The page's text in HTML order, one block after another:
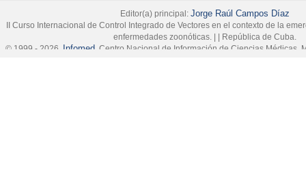
Editor(a) principal: Jorge Raúl Campos Díaz
II Curso Internacional de Control Integrado de Vectores en el contexto de la
enfermedades zoonóticas.
República de Cuba.
© 1999 - 2026, Infomed, Centro Nacional de Información de Ciencias Médicas,